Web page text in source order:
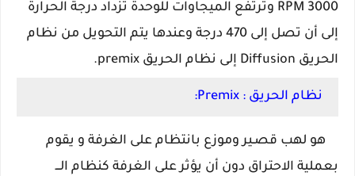
RPM 3000 وترتفع الميجاوات للوحدة تزداد درجة الحرارة
إلى أن تصل إلى 470 درجة وعندها يتم التحويل من نظام
الحريق Diffusion إلى نظام الحريق premix.
نظام الحريق : Premix:
هو لهب قصـير وموزع بانتظام على الغرفة و يقوم
بعملية الاحتراق دون أن يؤثر على الغرفة كنظام الـــ